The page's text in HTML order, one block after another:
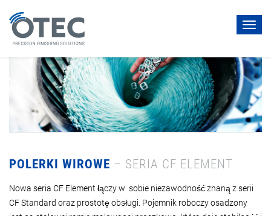
POLERKI WIROWE – SERIA CF ELEMENT
Nowa seria CF Element łączy w sobie niezawodność znaną z serii
CF Standard oraz prostotę obsługi. Pojemnik roboczy osadzony